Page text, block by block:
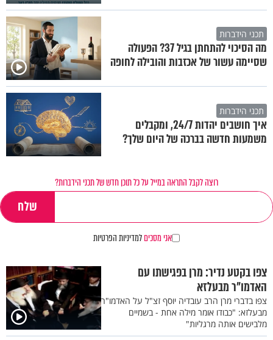
תכני הידברות
מה הסיכוי להתחתן בגיל 37? הפעולה
שסיימה עשור של אכזבות והובילה לחופה
תכני הידברות
איך חושבים יהדות 24/7, ומקבלים
משמעות חדשה בברכה של היום שלך?
רוצה לקבל התראה במייל על כל תוכן חדש של תכני הידברות?
אני מסכיםלמדיניות הפרטיות
צפו בקטע נדיר: מרן בפגישתו עם
האדמו"ר מבעלזא
צפו בדברי מרן הרב עובדיה יוסף זצ"ל על האדמו"ר
מבעלזא: "כבודו אומר מילה אחת - בשמיים
מלבישים אותה מרגליות"